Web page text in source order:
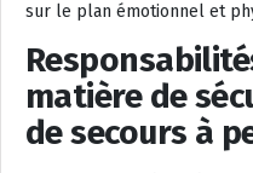
sur le plan émotionnel et
matière de
de secours à